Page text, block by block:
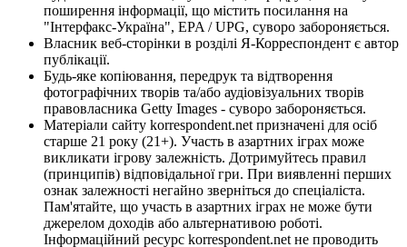
поширення інформації, що містить посилання на
"Інтерфакс-Україна", EPA / UPG, суворо забороняється.
Власник веб-сторінки в розділі Я-Корреспондент є автор
публікації.
Будь-яке копіювання, передрук та відтворення
фотографічних творів та/або аудіовізуальних творів
правовласника Getty Images - суворо забороняється.
Матеріали сайту korrespondent.net призначені для осіб
старше 21 року (21+). Участь в азартних іграх може
викликати ігрову залежність. Дотримуйтесь правил
(принципів) відповідальної гри. При виявленні перших
ознак залежності негайно зверніться до спеціаліста.
Пам'ятайте, що участь в азартних іграх не може бути
джерелом доходів або альтернативою роботі.
Інформаційний ресурс korrespondent.net не проводить